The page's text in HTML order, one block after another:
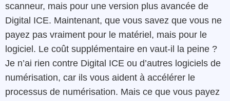
scanneur, mais pour une version plus avancée de
Digital ICE. Maintenant, que vous savez que vous ne
payez pas vraiment pour le matériel, mais pour le
logiciel. Le coût supplémentaire en vaut-il la peine ?
Je n’ai rien contre Digital ICE ou d’autres logiciels de
numérisation, car ils vous aident à accélérer le
processus de numérisation. Mais ce que vous payez